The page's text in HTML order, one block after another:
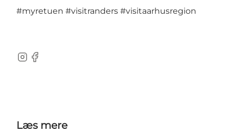
#myretuen #visitranders #visitaarhusregion
Instagram
Facebook
Læs mere